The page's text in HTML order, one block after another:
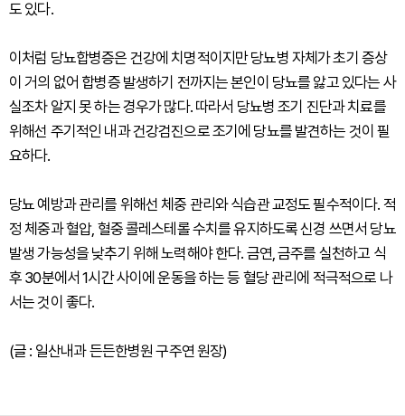
도 있다.
이처럼 당뇨합병증은 건강에 치명적이지만 당뇨병 자체가 초기 증상
이 거의 없어 합병증 발생하기 전까지는 본인이 당뇨를 앓고 있다는 사
실조차 알지 못 하는 경우가 많다. 따라서 당뇨병 조기 진단과 치료를
위해선 주기적인 내과 건강검진으로 조기에 당뇨를 발견하는 것이 필
요하다.
당뇨 예방과 관리를 위해선 체중 관리와 식습관 교정도 필수적이다. 적
정 체중과 혈압, 혈중 콜레스테롤 수치를 유지하도록 신경 쓰면서 당뇨
발생 가능성을 낮추기 위해 노력해야 한다. 금연, 금주를 실천하고 식
후 30분에서 1시간 사이에 운동을 하는 등 혈당 관리에 적극적으로 나
서는 것이 좋다.
(글 : 일산내과 든든한병원 구주연 원장)